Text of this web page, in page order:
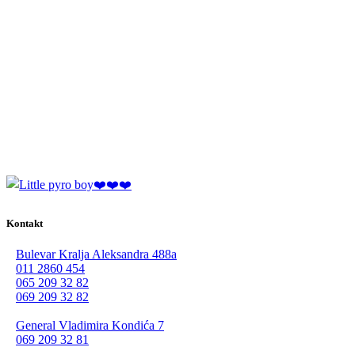
Kontakt
Bulevar Kralja Aleksandra 488a
011 2860 454
065 209 32 82
069 209 32 82
General Vladimira Kondića 7
069 209 32 81